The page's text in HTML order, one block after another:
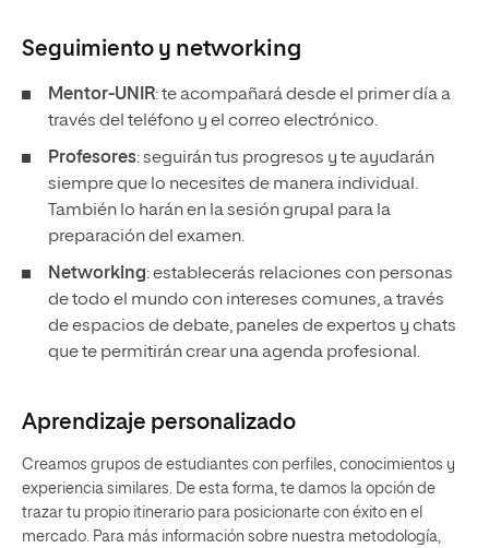
Seguimiento y networking
Mentor-UNIR: te acompañará desde el primer día a
través del teléfono y el correo electrónico.
Profesores: seguirán tus progresos y te ayudarán
siempre que lo necesites de manera individual.
También lo harán en la sesión grupal para la
preparación del examen.
Networking: establecerás relaciones con personas
de todo el mundo con intereses comunes, a través
de espacios de debate, paneles de expertos y chats
que te permitirán crear una agenda profesional.
Aprendizaje personalizado
Creamos grupos de estudiantes con perfiles, conocimientos y
experiencia similares. De esta forma, te damos la opción de
trazar tu propio itinerario para posicionarte con éxito en el
mercado. Para más información sobre nuestra metodología,